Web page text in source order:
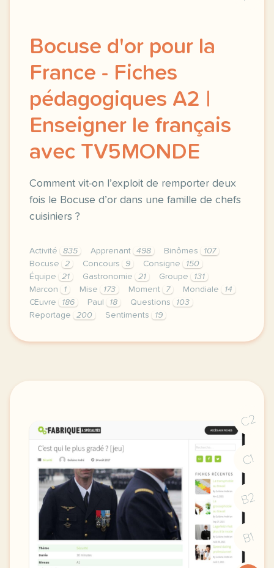
Bocuse d'or pour la
France - Fiches
pédagogiques A2 |
Enseigner le français
avec TV5MONDE
Comment vit-on l’exploit de remporter deux
fois le Bocuse d’or dans une famille de chefs
cuisiniers ?
Activité 835 Apprenant 498 Binômes
107
Bocuse
2 Concours 9 Consigne
150
Équipe
21 Gastronomie 21 Groupe
131
Marcon
1 Mise 173 Moment 7 Mondiale
14
Œuvre
186 Paul 18 Questions
103
Reportage
200 Sentiments 19
le respect de votre vie privee est une priorite
C2
C1
B2
B1